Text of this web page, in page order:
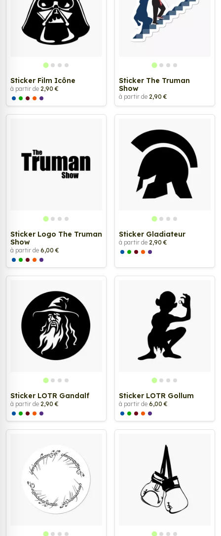
Sticker Film Icône
à partir de 2,90 €
Sticker The Truman
Show
à partir de 2,90 €
Sticker Logo The Truman
Show
à partir de 6,00 €
Sticker Gladiateur
à partir de 2,90 €
Sticker LOTR Gandalf
à partir de 2,90 €
Sticker LOTR Gollum
à partir de 6,00 €